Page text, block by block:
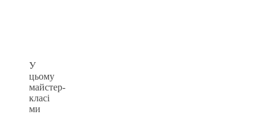
У
цьому
майстер-
класі
ми